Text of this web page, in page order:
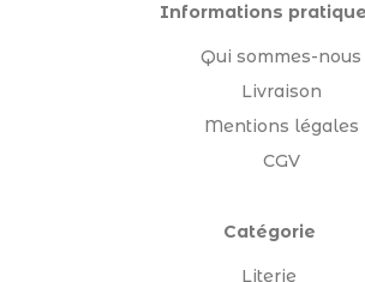
Informations
Qui sommes-nous
Livraison
Mentions légales
CGV
Catégorie
Literie